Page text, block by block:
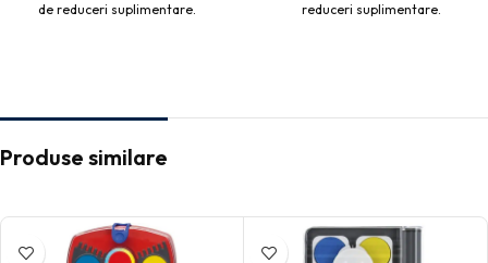
de reduceri suplimentare.
reduceri suplimentare.
Produse similare